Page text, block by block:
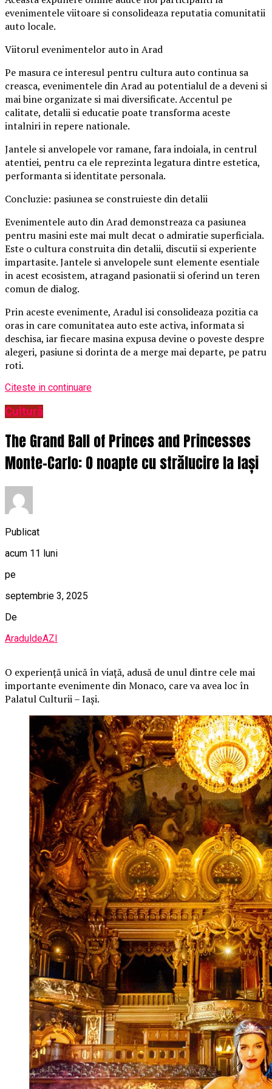
evenimentele viitoare si consolideaza reputatia comunitatii
auto locale.
Viitorul evenimentelor auto in Arad
Pe masura ce interesul pentru cultura auto continua sa
creasca, evenimentele din Arad au potentialul de a deveni si
mai bine organizate si mai diversificate. Accentul pe
calitate, detalii si educatie poate transforma aceste
intalniri in repere nationale.
Jantele si anvelopele vor ramane, fara indoiala, in centrul
atentiei, pentru ca ele reprezinta legatura dintre estetica,
performanta si identitate personala.
Concluzie: pasiunea se construieste din detalii
Evenimentele auto din Arad demonstreaza ca pasiunea
pentru masini este mai mult decat o admiratie superficiala.
Este o cultura construita din detalii, discutii si experiente
impartasite. Jantele si anvelopele sunt elemente esentiale
in acest ecosistem, atragand pasionatii si oferind un teren
comun de dialog.
Prin aceste evenimente, Aradul isi consolideaza pozitia ca
oras in care comunitatea auto este activa, informata si
deschisa, iar fiecare masina expusa devine o poveste despre
alegeri, pasiune si dorinta de a merge mai departe, pe patru
roti.
Citeste in continuare
Cultură
The Grand Ball of Princes and Princesses
Monte-Carlo: O noapte cu strălucire la Iași
Publicat
acum 11 luni
pe
septembrie 3, 2025
De
AraduldeAZI
O experiență unică în viață, adusă de unul dintre cele mai
importante evenimente din Monaco, care va avea loc în
Palatul Culturii – Iași.